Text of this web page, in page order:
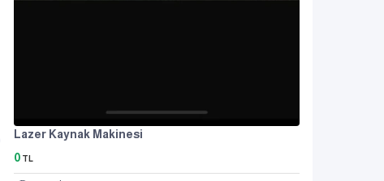
Lazer Kaynak Makinesi
0 TL